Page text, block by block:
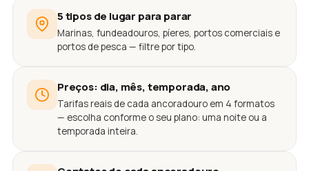
5 tipos de lugar para parar
Marinas, fundeadouros, píeres, portos comerciais e
portos de pesca — filtre por tipo.
Preços: dia, mês, temporada, ano
Tarifas reais de cada ancoradouro em 4 formatos
— escolha conforme o seu plano: uma noite ou a
temporada inteira.